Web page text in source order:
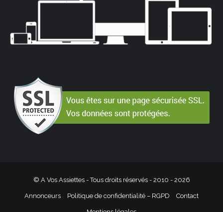
© A Vos Assiettes - Tous droits réservés - 2010 - 2026
Annonceurs Politique de confidentialité – RGPD Contact